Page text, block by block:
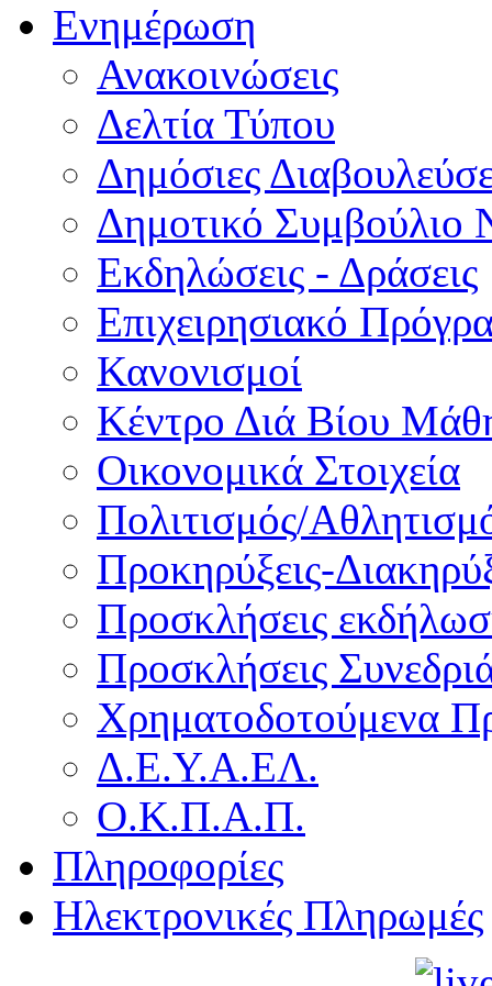
Ενημέρωση
Ανακοινώσεις
Δελτία Τύπου
Δημόσιες
Δημοτικό Συμβούλιο
Εκδηλώσεις - Δράσεις
Επιχειρησιακό
Κανονισμοί
Κέντρο Διά Βίου
Οικονομικά Στοιχεία
Πολιτισμός/
Προκηρύξεις-
Προσκλήσεις
Προσκλήσεις
Χρηματοδοτούμενα
Δ.Ε.Υ.Α.ΕΛ.
Ο.Κ.Π.Α.Π.
Πληροφορίες
Ηλεκτρονικές Πληρωμές